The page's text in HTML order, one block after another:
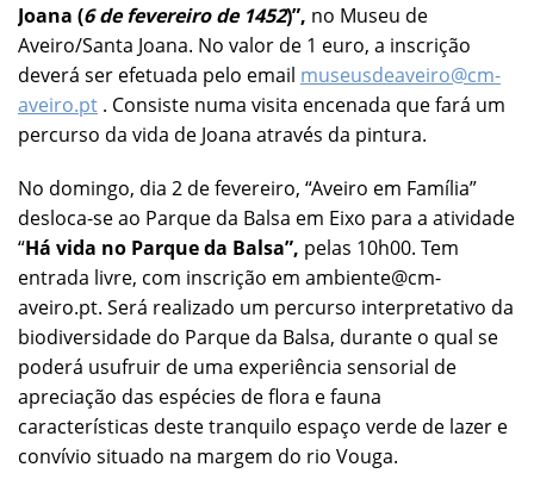
Joana (6 de fevereiro de 1452)”, no Museu de
Aveiro/Santa Joana. No valor de 1 euro, a inscrição
deverá ser efetuada pelo email museusdeaveiro@cm-
aveiro.pt . Consiste numa visita encenada que fará um
percurso da vida de Joana através da pintura.
No domingo, dia 2 de fevereiro, “Aveiro em Família”
desloca-se ao Parque da Balsa em Eixo para a atividade
“Há vida no Parque da Balsa”, pelas 10h00. Tem
entrada livre, com inscrição em ambiente@cm-
aveiro.pt. Será realizado um percurso interpretativo da
biodiversidade do Parque da Balsa, durante o qual se
poderá usufruir de uma experiência sensorial de
apreciação das espécies de flora e fauna
características deste tranquilo espaço verde de lazer e
convívio situado na margem do rio Vouga.